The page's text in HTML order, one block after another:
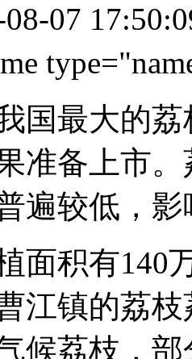
07
国最大的
准备上市。
遍较低，
面积有140
江镇的荔
候荔枝，